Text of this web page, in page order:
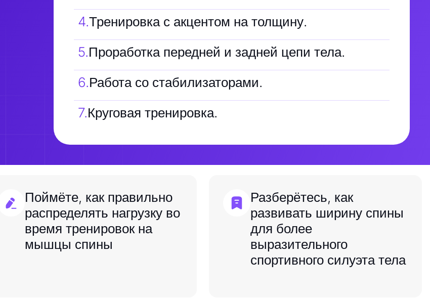
4.Тренировка с акцентом на толщину.
5.Проработка передней и задней цепи тела.
6.Работа со стабилизаторами.
7.Круговая тренировка.
Поймёте, как правильно
распределять нагрузку во
время тренировок на
мышцы спины
Разберётесь, как
развивать ширину спины
для более
выразительного
спортивного силуэта тела